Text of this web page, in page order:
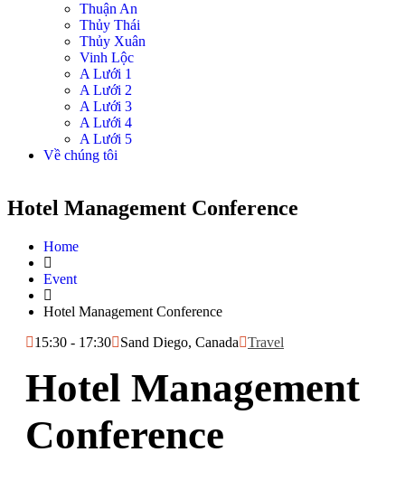
Thuận An
Thủy Thái
Thủy Xuân
Vinh Lộc
A Lưới 1
A Lưới 2
A Lưới 3
A Lưới 4
A Lưới 5
Về chúng tôi
Hotel Management Conference
Home
Event
Hotel Management Conference
15:30 - 17:30
Sand Diego, Canada Travel
Hotel Management
Conference